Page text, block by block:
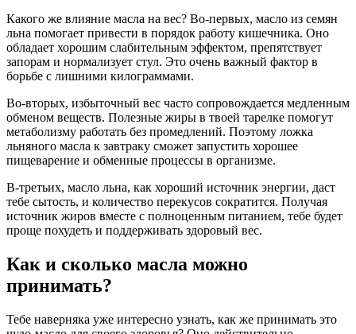
Какого же влияние масла на вес? Во-первых, масло из семян
льна помогает привести в порядок работу кишечника. Оно
обладает хорошим слабительным эффектом, препятствует
запорам и нормализует стул. Это очень важный фактор в
борьбе с лишними килограммами.
Во-вторых, избыточный вес часто сопровождается медленным
обменом веществ. Полезные жиры в твоей тарелке помогут
метаболизму работать без промедлений. Поэтому ложка
льняного масла к завтраку сможет запустить хорошее
пищеварение и обменные процессы в организме.
В-третьих, масло льна, как хороший источник энергии, даст
тебе сытость, и количество перекусов сократится. Получая
источник жиров вместе с полноценным питанием, тебе будет
проще похудеть и поддерживать здоровый вес.
Как и сколько масла можно
принимать?
Тебе наверняка уже интересно узнать, как же принимать это